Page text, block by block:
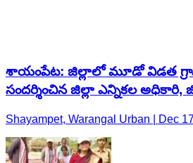
శాయంపేట: జిల్లాలో మూడో విడత
సందర్శించిన జిల్లా ఎన్నికల అధికారి,
Shayampet, Warangal Urban | Dec